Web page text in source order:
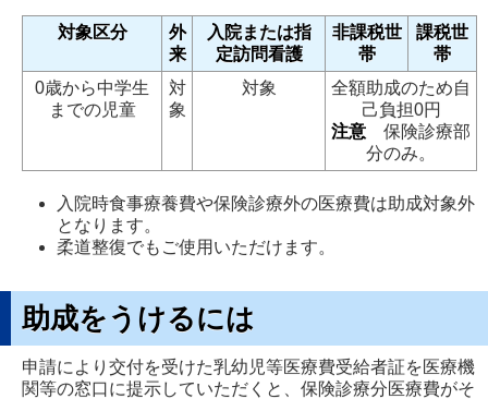
対象区分
外
来
入院または指
定訪問看護
非課税世
帯
課税世
帯
0歳から中学生
までの児童
対
象
対象
全額助成のため自
己負担0円
注意 保険診療部
分のみ。
入院時食事療養費や保険診療外の医療費は助成対象外
となります。
柔道整復でもご使用いただけます。
助成をうけるには
申請により交付を受けた乳幼児等医療費受給者証を医療機
関等の窓口に提示していただくと、保険診療分医療費がそ